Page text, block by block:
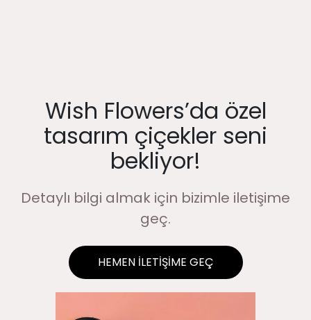
Wish Flowers’da özel
tasarım çiçekler seni
bekliyor!
Detaylı bilgi almak için bizimle iletişime
geç.
HEMEN İLETİŞİME GEÇ